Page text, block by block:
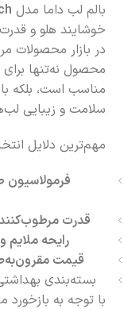
بالم لب داما مدل
خوشایند هلو و قدرت
در بازار محصولات
محصول نه‌تنها
مناسب است، بلکه
سلامت و زیبایی
مهم‌ترین دلایل
فرمولاسیون
قدرت
رایحه
قیمت
بسته‌بندی
با توجه به بازخورد